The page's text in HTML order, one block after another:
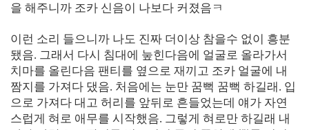
을 해주니까 조카 신음이 나보다 커졌음ㅋ
이런 소리 들으니까 나도 진짜 더이상 참을수 없이 흥분
됐음. 그래서 다시 침대에 눞힌다음에 얼굴로 올라가서
치마를 올린다음 팬티를 옆으로 재끼고 조카 얼굴에 내
짬지를 가져다 댔음. 처음에는 눈만 꿈뻑 꿈뻑 하길래. 입
으로 가져다 대고 허리를 앞뒤로 흔들었는데 얘가 자연
스럽게 혀로 애무를 시작했음. 그렇게 혀로만 하길래 내